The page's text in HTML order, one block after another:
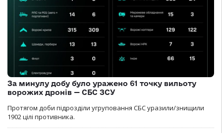
За минулу добу було уражено 61 точку вильоту
ворожих дронів — СБС ЗСУ
Протягом доби підрозділи угруповання СБС уразили/знищили
1902 цілі противника.